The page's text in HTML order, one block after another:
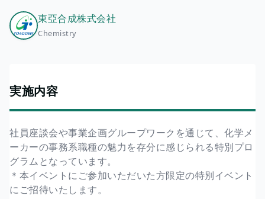
東亞合成株式会社
Chemistry
実施内容
社員座談会や事業企画グループワークを通じて、化学メ
ーカーの事務系職種の魅力を存分に感じられる特別プロ
グラムとなっています。
＊本イベントにご参加いただいた方限定の特別イベント
にご招待いたします。